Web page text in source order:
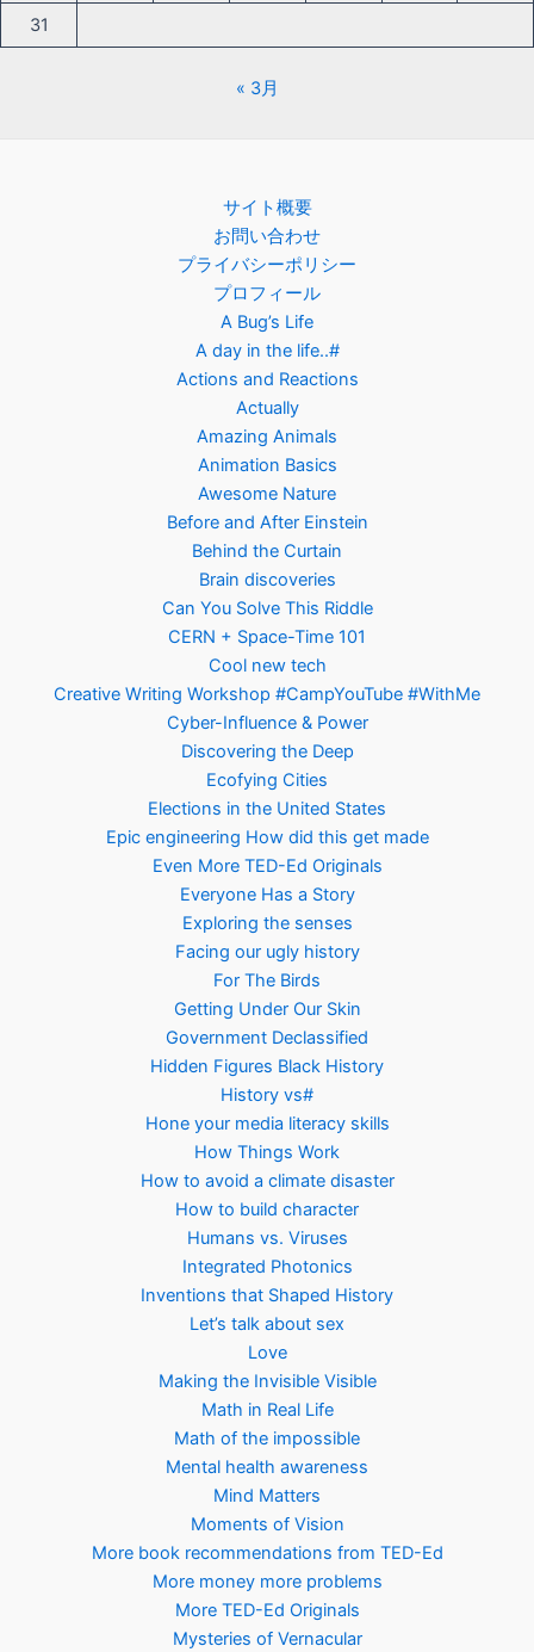
31
« 3月
サイト概要
お問い合わせ
プライバシーポリシー
プロフィール
A Bug’s Life
A day in the life..#
Actions and Reactions
Actually
Amazing Animals
Animation Basics
Awesome Nature
Before and After Einstein
Behind the Curtain
Brain discoveries
Can You Solve This Riddle
CERN + Space-Time 101
Cool new tech
Creative Writing Workshop #CampYouTube #WithMe
Cyber-Influence & Power
Discovering the Deep
Ecofying Cities
Elections in the United States
Epic engineering How did this get made
Even More TED-Ed Originals
Everyone Has a Story
Exploring the senses
Facing our ugly history
For The Birds
Getting Under Our Skin
Government Declassified
Hidden Figures Black History
History vs#
Hone your media literacy skills
How Things Work
How to avoid a climate disaster
How to build character
Humans vs. Viruses
Integrated Photonics
Inventions that Shaped History
Let’s talk about sex
Love
Making the Invisible Visible
Math in Real Life
Math of the impossible
Mental health awareness
Mind Matters
Moments of Vision
More book recommendations from TED-Ed
More money more problems
More TED-Ed Originals
Mysteries of Vernacular